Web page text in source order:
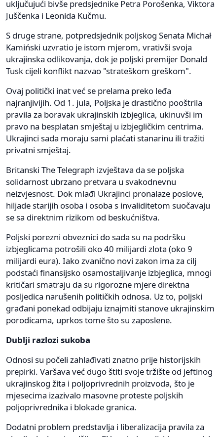
uključujući bivše predsjednike Petra Porošenka, Viktora
Juščenka i Leonida Kučmu.
S druge strane, potpredsjednik poljskog Senata Michał
Kamiński uzvratio je istom mjerom, vrativši svoja
ukrajinska odlikovanja, dok je poljski premijer Donald
Tusk cijeli konflikt nazvao "strateškom greškom".
Ovaj politički inat već se prelama preko leđa
najranjivijih. Od 1. jula, Poljska je drastično pooštrila
pravila za boravak ukrajinskih izbjeglica, ukinuvši im
pravo na besplatan smještaj u izbjegličkim centrima.
Ukrajinci sada moraju sami plaćati stanarinu ili tražiti
privatni smještaj.
Britanski The Telegraph izvještava da se poljska
solidarnost ubrzano pretvara u svakodnevnu
neizvjesnost. Dok mlađi Ukrajinci pronalaze poslove,
hiljade starijih osoba i osoba s invaliditetom suočavaju
se sa direktnim rizikom od beskućništva.
Poljski porezni obveznici do sada su na podršku
izbjeglicama potrošili oko 40 milijardi zlota (oko 9
milijardi eura). Iako zvanično novi zakon ima za cilj
podstaći finansijsko osamostaljivanje izbjeglica, mnogi
kritičari smatraju da su rigorozne mjere direktna
posljedica narušenih političkih odnosa. Uz to, poljski
građani ponekad odbijaju iznajmiti stanove ukrajinskim
porodicama, uprkos tome što su zaposlene.
Dublji razlozi sukoba
Odnosi su počeli zahlađivati znatno prije historijskih
prepirki. Varšava već dugo štiti svoje tržište od jeftinog
ukrajinskog žita i poljoprivrednih proizvoda, što je
mjesecima izazivalo masovne proteste poljskih
poljoprivrednika i blokade granica.
Dodatni problem predstavlja i liberalizacija pravila za